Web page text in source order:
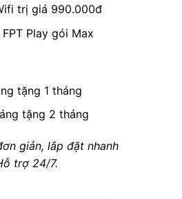
trị giá 990.000đ
Play gói Max
tặng 1 tháng
tặng 2 tháng
giản, lắp đặt nhanh
trợ 24/7.